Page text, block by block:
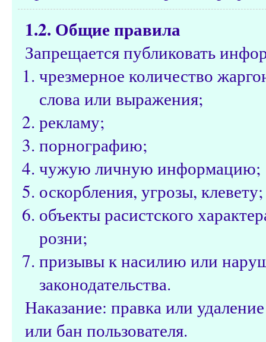
1.2. Общие правила
Запрещается публиковать
чрезмерное количество
слова или выражения;
рекламу;
порнографию;
чужую личную информацию;
оскорбления, угрозы, клевету;
объекты расистского
розни;
призывы к насилию или
законодательства.
Наказание: правка или
или бан пользователя.